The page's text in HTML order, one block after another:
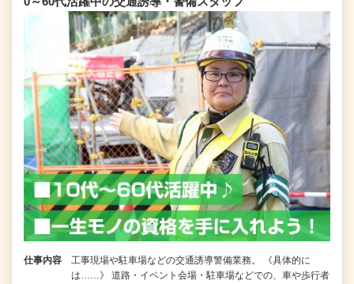
仕事内容
工事現場や駐車場などの交通誘導警備業務。 《具体的に
は……》 道路・イベント会場・駐車場などでの、車や歩行者